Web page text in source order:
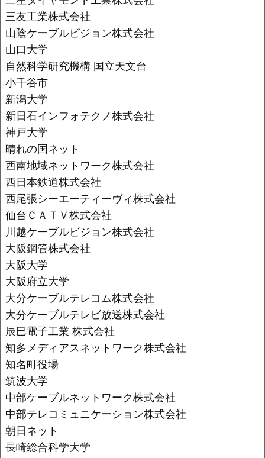
三友工業株式会社
山陰ケーブルビジョン株式会社
山口大学
自然科学研究機構 国立天文台
小千谷市
新潟大学
新日石インフォテクノ株式会社
神戸大学
晴れの国ネット
西南地域ネットワーク株式会社
西日本鉄道株式会社
西尾張シーエーティーヴィ株式会社
仙台ＣＡＴＶ株式会社
川越ケーブルビジョン株式会社
大阪鋼管株式会社
大阪大学
大阪府立大学
大分ケーブルテレコム株式会社
大分ケーブルテレビ放送株式会社
辰巳電子工業 株式会社
知多メディアスネットワーク株式会社
知名町役場
筑波大学
中部ケーブルネットワーク株式会社
中部テレコミュニケーション株式会社
朝日ネット
長崎総合科学大学